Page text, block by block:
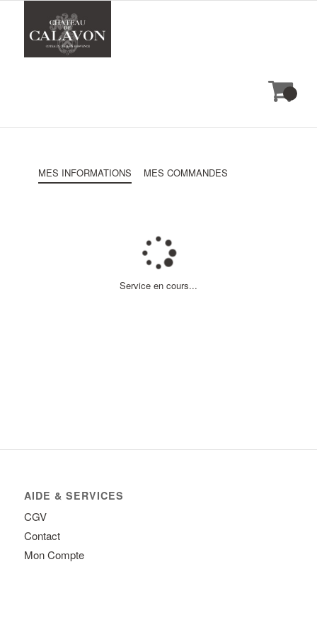
MES INFORMATIONS MES COMMANDES
Service en cours...
AIDE & SERVICES
CGV
Contact
Mon Compte